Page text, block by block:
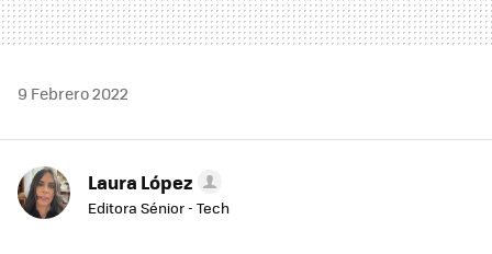
9 Febrero 2022
Laura López
Editora Sénior - Tech